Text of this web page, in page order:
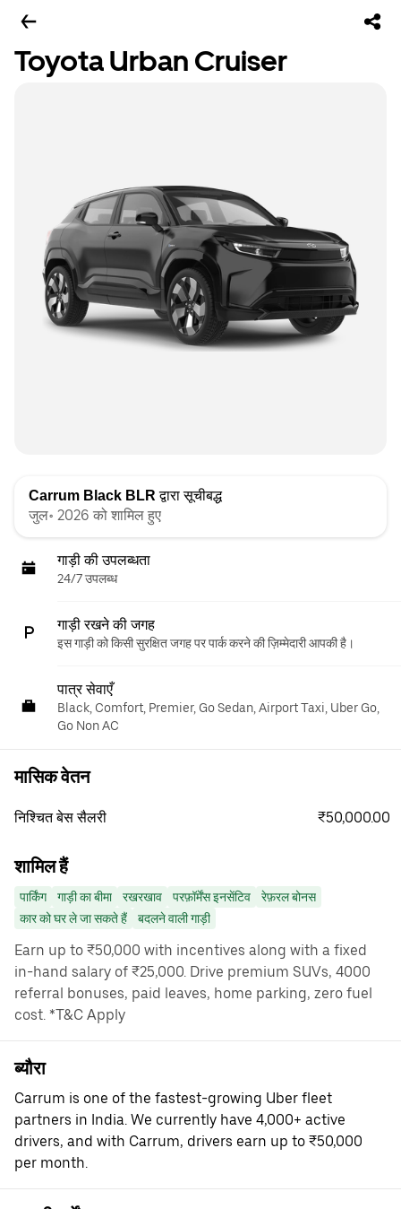
Toyota Urban Cruiser
Carrum Black BLR द्वारा सूचीबद्ध
जुल॰ 2026 को शामिल हुए
गाड़ी की उपलब्धता
24/7 उपलब्ध
गाड़ी रखने की जगह
इस गाड़ी को किसी सुरक्षित जगह पर पार्क करने की ज़िम्मेदारी आपकी है।
पात्र सेवाएँ
Black, Comfort, Premier, Go Sedan, Airport Taxi, Uber Go,
Go Non AC
मासिक वेतन
निश्चित बेस सैलरी ₹50,000.00
शामिल हैं
पार्किंग गाड़ी का बीमा रखरखाव परफ़ॉर्मेंस इनसेंटिव
रेफ़रल बोनस
कार को घर ले जा सकते हैं
बदलने वाली गाड़ी
Earn up to ₹50,000 with incentives along with a fixed
in-hand salary of ₹25,000. Drive premium SUVs, 4000
referral bonuses, paid leaves, home parking, zero fuel
cost. *T&C Apply
ब्यौरा
Carrum is one of the fastest-growing Uber fleet
partners in India. We currently have 4,000+ active
drivers, and with Carrum, drivers earn up to ₹50,000
per month.